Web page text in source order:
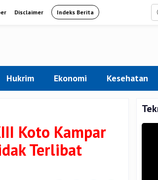
Disclaimer Indeks Berita
Hukrim Ekonomi Kesehatan
Koto Kampar
Terlibat